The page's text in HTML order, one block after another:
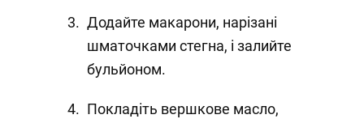
Додайте макарони, нарізані
шматочками стегна, і залийте
бульйоном.
Покладіть вершкове масло,